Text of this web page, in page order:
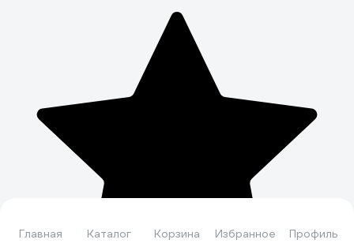
Главная Каталог Корзина Избранное Профиль